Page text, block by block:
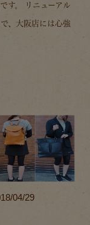
す。 リニューアル
、大阪店には心強
04/29